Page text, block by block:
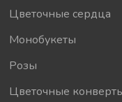
Цветочные сердца
Монобукеты
Розы
Цветочные